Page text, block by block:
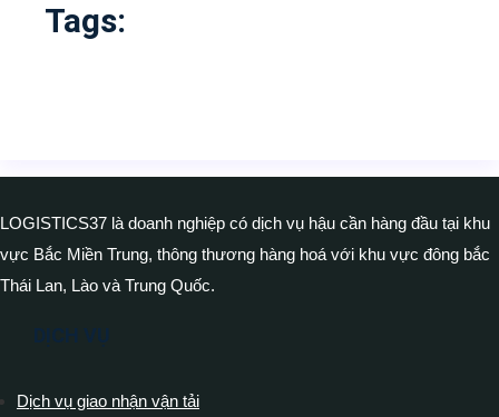
Tags:
LOGISTICS37 là doanh nghiệp có dịch vụ hậu cần hàng đầu tại khu
vực Bắc Miền Trung, thông thương hàng hoá với khu vực đông bắc
Thái Lan, Lào và Trung Quốc.
Dịch vụ giao nhận vận tải